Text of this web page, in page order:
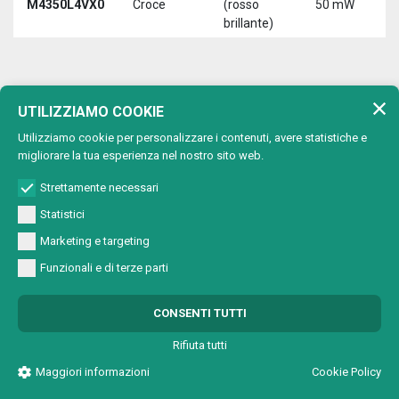
M4350L4VX0 Croce
(rosso
brillante)
50 mW
Lunghezza d'onda:650 nm (rosso)
Tipo di
proiezione
Lunghezza
M4501A2VC0 Cerchio
Linea
650 nm
(rosso)
M4501A2VX0 Croce 1 mW
UTILIZZIAMO COOKIE
Utilizziamo cookie per personalizzare i contenuti, avere statistiche e
migliorare la tua esperienza nel nostro sito web.
Strettamente necessari
Statistici
Marketing e targeting
Funzionali e di terze parti
CONSENTI TUTTI
Rifiuta tutti
Maggiori informazioni
Cookie Policy